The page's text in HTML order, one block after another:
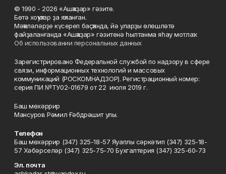
© 1990 - 2026 «Ашҡаҙар» гәзите.
Бөтә хоҡуҡтар ҙа яҡланған.
Мәҡәләләрҙе күсереп баҫҡанда, йә уларҙы өлөшләтә
файҙаланғанда «Ашҡаҙар» гәзитенә һылтанма яһау мотлаҡ.
Об использовании персональных данных
Зарегистрировано Федеральной службой по надзору в сфере
связи, информационных технологий и массовых
коммуникаций (РОСКОМНАДЗОР). Регистрационный номер:
серия ПИ №ТУ02-01679 от 22 июля 2019 г.
Баш мөхәррир
Мансуров Рәмил Ғәбдрәшит улы.
Телефон
Баш мөхәррир (347) 325-18-57 Яуаплы сәркәтип (347) 325-18-
57 Хәбәрселәр (347) 325-75-70 Бухгалтерия (347) 325-60-73
Эл. почта